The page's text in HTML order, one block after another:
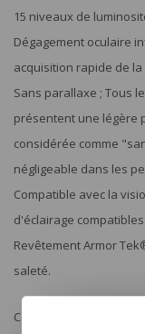
15 niveaux de
Dégagement oculaire
acquisition rapide de la
Sans parallaxe ; Tous
présentent une légère
considérée comme
négligeable dans les
Compatible avec la
d'éclairage
Revêtement Armor
saleté.
Caractéristiques du